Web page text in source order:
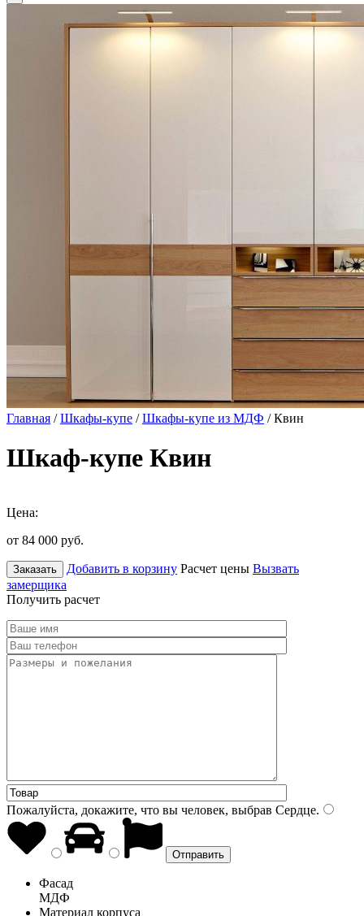
Главная /Шкафы-купе /Шкафы-купе из МДФ / Квин
Шкаф-купе Квин
Цена:
от 84 000 руб.
Заказать Добавить в корзину Расчет цены Вызвать
замерщика
Получить расчет
Пожалуйста, докажите, что вы человек, выбрав Сердце.
Фасад
МДФ
Материал корпуса